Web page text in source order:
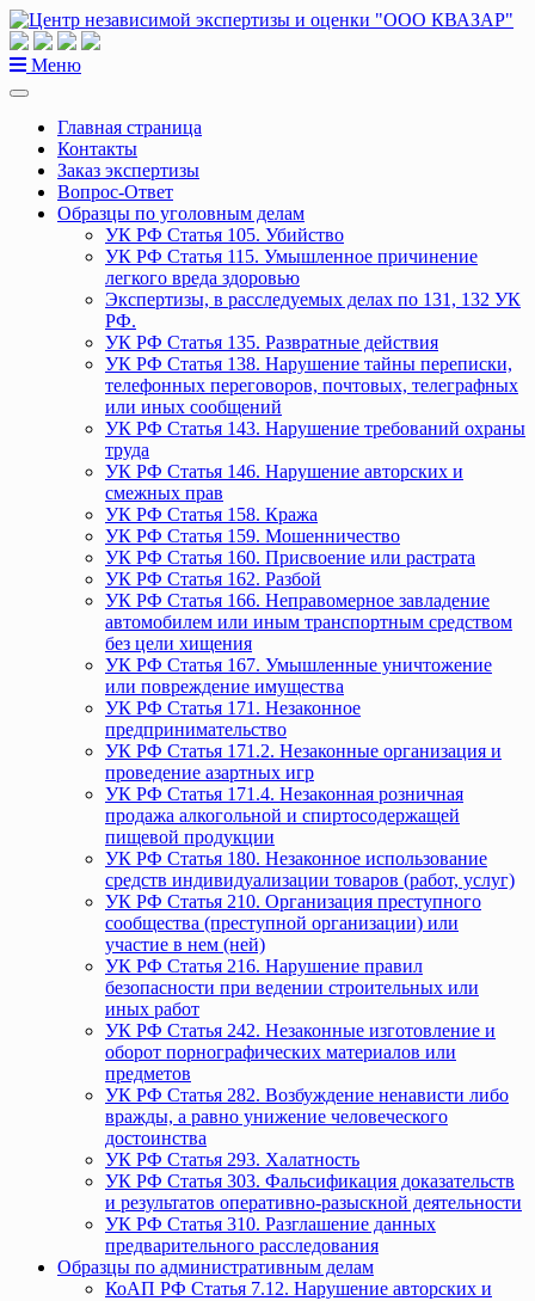
Перейти
к
содержанию
Меню
Главная страница
Контакты
Заказ экспертизы
Вопрос-Ответ
Образцы по уголовным делам
УК РФ Статья 105. Убийство
УК РФ Статья 115. Умышленное причинение
легкого вреда здоровью
Экспертизы, в расследуемых делах по 131, 132 УК
РФ.
УК РФ Статья 135. Развратные действия
УК РФ Статья 138. Нарушение тайны переписки,
телефонных переговоров, почтовых, телеграфных
или иных сообщений
УК РФ Статья 143. Нарушение требований охраны
труда
УК РФ Статья 146. Нарушение авторских и
смежных прав
УК РФ Статья 158. Кража
УК РФ Статья 159. Мошенничество
УК РФ Статья 160. Присвоение или растрата
УК РФ Статья 162. Разбой
УК РФ Статья 166. Неправомерное завладение
автомобилем или иным транспортным средством
без цели хищения
УК РФ Статья 167. Умышленные уничтожение
или повреждение имущества
УК РФ Статья 171. Незаконное
предпринимательство
УК РФ Статья 171.2. Незаконные организация и
проведение азартных игр
УК РФ Статья 171.4. Незаконная розничная
продажа алкогольной и спиртосодержащей
пищевой продукции
УК РФ Статья 180. Незаконное использование
средств индивидуализации товаров (работ, услуг)
УК РФ Статья 210. Организация преступного
сообщества (преступной организации) или
участие в нем (ней)
УК РФ Статья 216. Нарушение правил
безопасности при ведении строительных или
иных работ
УК РФ Статья 242. Незаконные изготовление и
оборот порнографических материалов или
предметов
УК РФ Статья 282. Возбуждение ненависти либо
вражды, а равно унижение человеческого
достоинства
УК РФ Статья 293. Халатность
УК РФ Статья 303. Фальсификация доказательств
и результатов оперативно-разыскной деятельности
УК РФ Статья 310. Разглашение данных
предварительного расследования
Образцы по административным делам
КоАП РФ Статья 7.12. Нарушение авторских и